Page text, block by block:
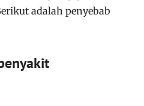
adalah penyebab